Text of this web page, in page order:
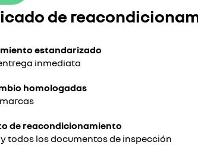
de
estandarizado
inmediata
homologadas
de reacondicionamiento
todos los documentos de inspección